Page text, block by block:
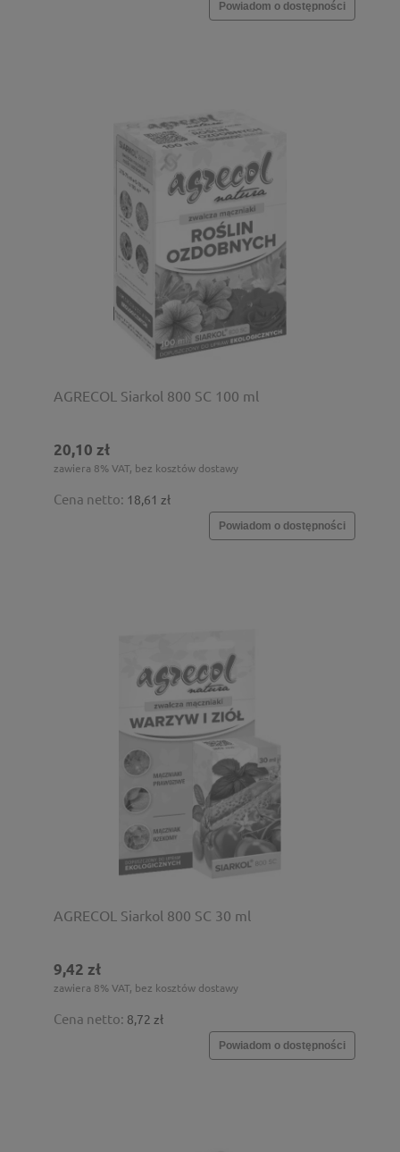
Powiadom o dostępności
AGRECOL Siarkol 800 SC 100 ml
20,10 zł
zawiera 8% VAT, bez kosztów dostawy
Cena netto: 18,61 zł
Powiadom o dostępności
AGRECOL Siarkol 800 SC 30 ml
9,42 zł
zawiera 8% VAT, bez kosztów dostawy
Cena netto: 8,72 zł
Powiadom o dostępności